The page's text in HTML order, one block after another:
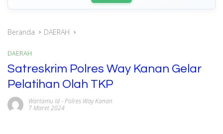
Beranda DAERAH
DAERAH
Satreskrim Polres Way Kanan Gelar
Pelatihan Olah TKP
Wartamu Id- Polres Way Kanan
7 Maret 2024